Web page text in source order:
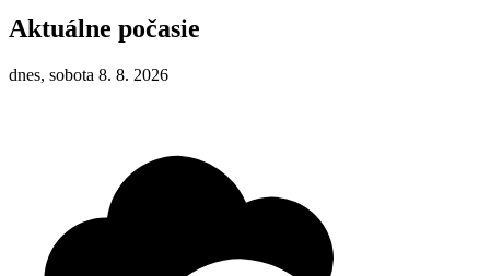
Aktuálne počasie
dnes, sobota 8. 8. 2026